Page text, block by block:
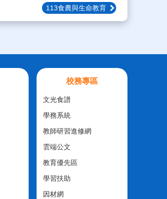
113食農與生命教育
校務專區
文光食譜
學務系統
教師研習進修網
雲端公文
教育優先區
學習扶助
因材網